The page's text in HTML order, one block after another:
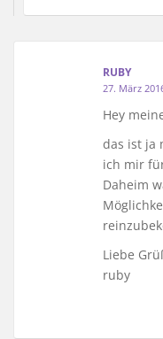
RUBY
27. März
Hey
das ist ja
ich mir
Daheim
Liebe
ruby